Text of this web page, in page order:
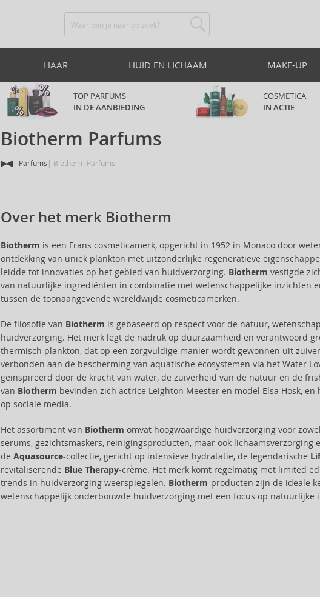
HAAR HUID EN LICHAAM MAKE-UP
TOP PARFUMS
IN DE AANBIEDING
COSMETICA
IN ACTIE
Biotherm Parfums
Parfums Biotherm Parfums
Over het merk Biotherm
Biotherm is een Frans cosmeticamerk, opgericht in 1952 in Monaco door
ontdekking van uniek plankton met uitzonderlijke regeneratieve
leidde tot innovaties op het gebied van huidverzorging. Biotherm vestigde
van natuurlijke ingrediënten in combinatie met wetenschappelijke inzichten
tussen de toonaangevende wereldwijde cosmeticamerken.
De filosofie van Biotherm is gebaseerd op respect voor de natuur,
huidverzorging. Het merk legt de nadruk op duurzaamheid en verantwoord
thermisch plankton, dat op een zorgvuldige manier wordt gewonnen uit
verbonden aan de bescherming van aquatische ecosystemen via het Water
geïnspireerd door de kracht van water, de zuiverheid van de natuur en de
van Biotherm bevinden zich actrice Leighton Meester en model Elsa Hosk,
op sociale media.
Het assortiment van Biotherm omvat hoogwaardige huidverzorging voor
serums, gezichtsmaskers, reinigingsproducten, maar ook
de Aquasource-collectie, gericht op intensieve hydratatie, de legendarische
revitaliserende Blue Therapy-crème. Het merk komt regelmatig met limited
trends in huidverzorging weerspiegelen. Biotherm-producten zijn de ideale
wetenschappelijk onderbouwde huidverzorging met een focus op